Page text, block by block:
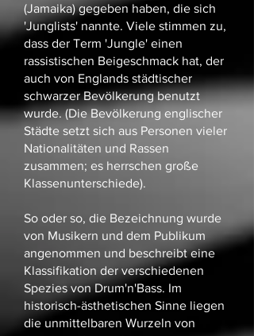
(Jamaika) gegeben haben, die sich
'Junglists' nannte. Viele stimmen zu,
dass der Term 'Jungle' einen
rassistischen Beigeschmack hat, der
auch von Englands städtischer
schwarzer Bevölkerung benutzt
wurde. (Die Bevölkerung englischer
Städte setzt sich aus Personen vieler
Nationalitäten und Rassen
zusammen; es herrschen große
Klassenunterschiede).
So oder so, die Bezeichnung wurde
von Musikern und dem Publikum
angenommen und beschreibt eine
Klassifikation der verschiedenen
Spezies von Drum'n'Bass. Im
historisch-ästhetischen Sinne liegen
die unmittelbaren Wurzeln von